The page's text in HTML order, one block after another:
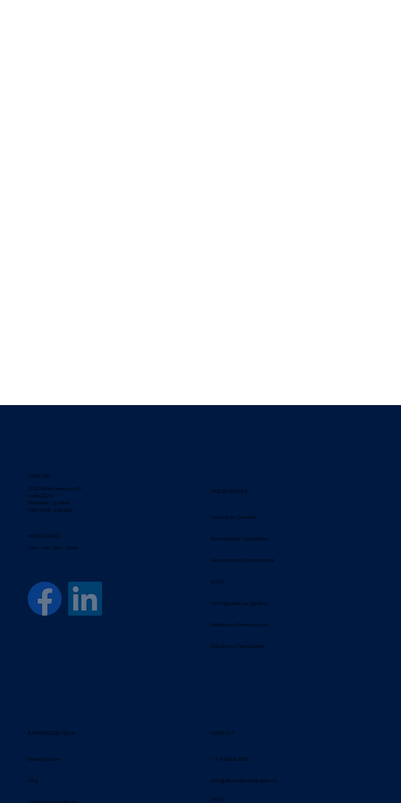
ADRESSE
1250 René Levesque O.
suite 2200
Montréal - Québec
H3B 4W8 - Canada
NOS HEURES
Lun - Ven: 9am - 5pm
NOS SERVICES
Investir au Canada
Employeurs Canadiens
Recrutement International
EIMT
Immigration au Québec
Résidence Permanente
Résidence Temporaire
À PROPOS DE NOUS
Notre Équipe
FAQ
CONTACT
+ 1 438 813 2236
info@allumeimmigration.ca
AVIS